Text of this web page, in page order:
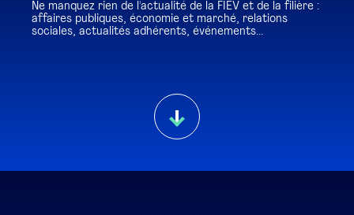
Ne manquez rien de l'actualité de la FIEV et de la filière :
affaires publiques, économie et marché, relations
sociales, actualités adhérents, événements...